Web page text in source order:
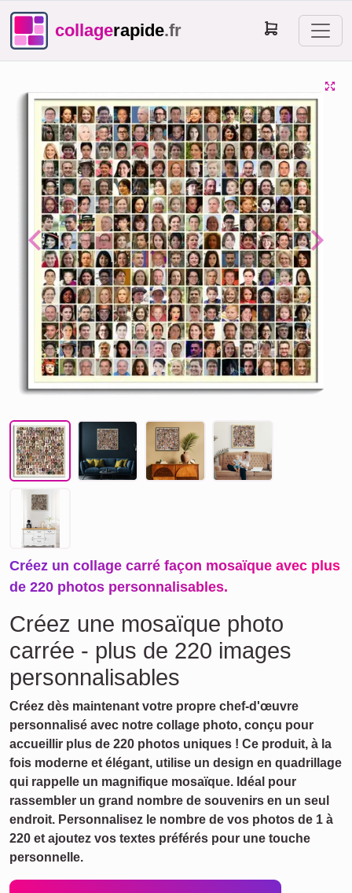
collagerapide.fr
Previous Next
Créez un collage carré façon mosaïque avec plus
de 220 photos personnalisables.
Créez une mosaïque photo
carrée - plus de 220 images
personnalisables
Créez dès maintenant votre propre chef-d'œuvre
personnalisé avec notre collage photo, conçu pour
accueillir plus de 220 photos uniques ! Ce produit, à la
fois moderne et élégant, utilise un design en quadrillage
qui rappelle un magnifique mosaïque. Idéal pour
rassembler un grand nombre de souvenirs en un seul
endroit. Personnalisez le nombre de vos photos de 1 à
220 et ajoutez vos textes préférés pour une touche
personnelle.